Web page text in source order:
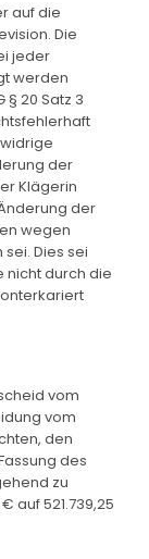
auf die
Die
jeder
werden
§ 20 Satz 3
der
Klägerin
der
wegen
Dies sei
nicht durch die
vom
vom
den
des
zu
auf 521.739,25